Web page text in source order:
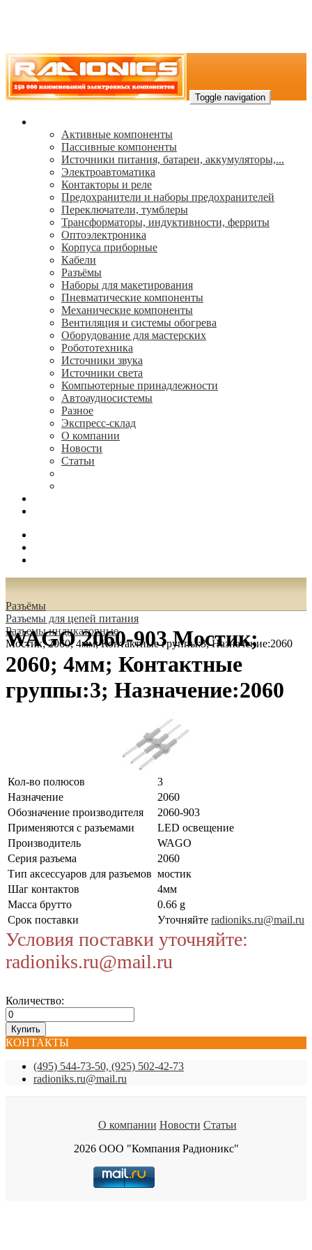
Toggle navigation
Активные компоненты
Пассивные компоненты
Источники питания, батареи, аккумуляторы,...
Электроавтоматика
Контакторы и реле
Предохранители и наборы предохранителей
Переключатели, тумблеры
Трансформаторы, индуктивности, ферриты
Oптоэлектроника
Корпуса приборные
Кабели
Разъёмы
Наборы для макетирования
Пневматические компоненты
Механические компоненты
Вентиляция и системы обогрева
Оборудование для мастерских
Робототехника
Источники звука
Источники света
Компьютерные принадлежности
Автоаудиосистемы
Разное
Экспресс-склад
О компании
Новости
Статьи
Разъёмы
Разъeмы для цепей питания
Разъемы индикаторные
Мостик; 2060; 4мм; Контактные группы:3; Назначение:2060
WAGO 2060-903 Мостик;
2060; 4мм; Контактные
группы:3; Назначение:2060
Кол-во полюсов
3
Назначение
2060
Обозначение производителя
2060-903
Применяются с разъемами
LED освещение
Производитель
WAGO
Серия разъема
2060
Тип аксессуаров для разъемов мостик
Шаг контактов
4мм
Масса брутто
0.66 g
Срок поставки
Уточняйте radioniks.ru@mail.ru
Условия поставки уточняйте:
radioniks.ru@mail.ru
Количество:
КОНТАКТЫ
(495) 544-73-50, (925) 502-42-73
radioniks.ru@mail.ru
О компании Новости Статьи
2026 ООО "Компания Радионикс"